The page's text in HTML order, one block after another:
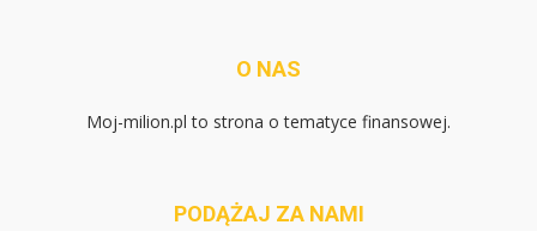
O NAS
Moj-milion.pl to strona o tematyce finansowej.
PODĄŻAJ ZA NAMI